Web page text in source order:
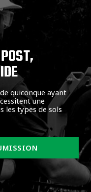
quiconque ayant
une
les types de sols